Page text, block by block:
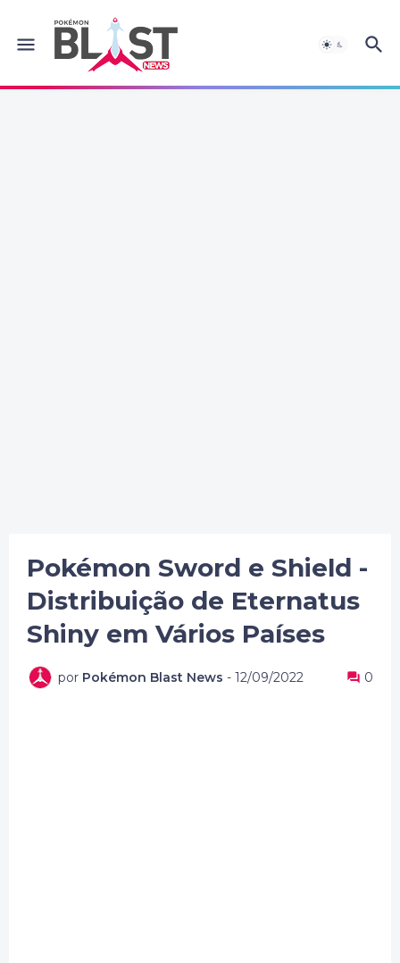
Pokémon Sword e Shield -
Distribuição de Eternatus
Shiny em Vários Países
por Pokémon Blast News - 12/09/2022 0